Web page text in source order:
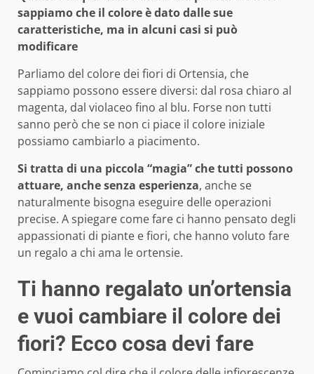
sappiamo che il colore è dato dalle sue
caratteristiche, ma in alcuni casi si può
modificare
Parliamo del colore dei fiori di Ortensia, che
sappiamo possono essere diversi: dal rosa chiaro al
magenta, dal violaceo fino al blu. Forse non tutti
sanno però che se non ci piace il colore iniziale
possiamo cambiarlo a piacimento.
Si tratta di una piccola “magia” che tutti possono
attuare, anche senza esperienza, anche se
naturalmente bisogna eseguire delle operazioni
precise. A spiegare come fare ci hanno pensato degli
appassionati di piante e fiori, che hanno voluto fare
un regalo a chi ama le ortensie.
Ti hanno regalato un’ortensia
e vuoi cambiare il colore dei
fiori? Ecco cosa devi fare